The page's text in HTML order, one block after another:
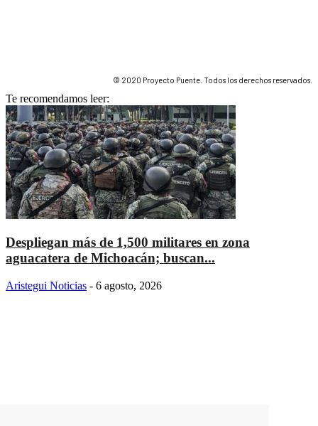
© 2020 Proyecto Puente. Todos los derechos reservados.
Te recomendamos leer:
Despliegan más de 1,500 militares en zona
aguacatera de Michoacán; buscan...
Aristegui Noticias - 6 agosto, 2026